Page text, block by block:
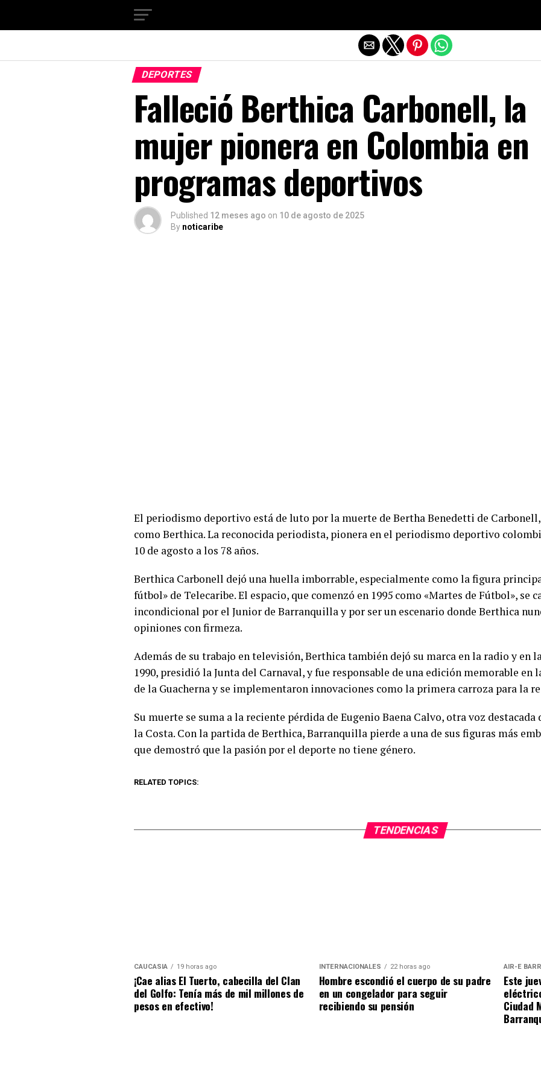
DEPORTES
Falleció Berthica Carbonell, la
mujer pionera en Colombia en
programas deportivos
Published 12 meses ago on 10 de agosto de 2025
By noticaribe
El periodismo deportivo está de luto por la muerte de Bertha Benedetti de
como Berthica. La reconocida periodista, pionera en el periodismo deportivo
10 de agosto a los 78 años.
Berthica Carbonell dejó una huella imborrable, especialmente como la figura
fútbol» de Telecaribe. El espacio, que comenzó en 1995 como «Martes de Fútbol», se
incondicional por el Junior de Barranquilla y por ser un escenario donde Berthica
opiniones con firmeza.
Además de su trabajo en televisión, Berthica también dejó su marca en la radio y en
1990, presidió la Junta del Carnaval, y fue responsable de una edición memorable en
de la Guacherna y se implementaron innovaciones como la primera carroza para la
Su muerte se suma a la reciente pérdida de Eugenio Baena Calvo, otra voz
la Costa. Con la partida de Berthica, Barranquilla pierde a una de sus figuras más
que demostró que la pasión por el deporte no tiene género.
RELATED TOPICS:
TENDENCIAS
CAUCASIA 19 horas ago
¡Cae alias El Tuerto, cabecilla del Clan
del Golfo: Tenía más de mil millones de
pesos en efectivo!
INTERNACIONALES 22 horas ago
Hombre escondió el cuerpo de su padre
en un congelador para seguir
recibiendo su pensión
AIR-E
Este
Ciudad